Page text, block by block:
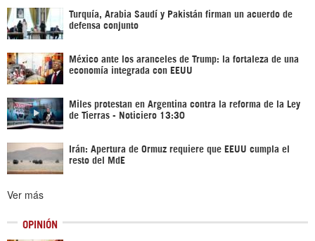
Turquía, Arabia Saudí y Pakistán firman un acuerdo de
defensa conjunto
México ante los aranceles de Trump: la fortaleza de una
economía integrada con EEUU
Miles protestan en Argentina contra la reforma de la Ley
de Tierras - Noticiero 13:30
Irán: Apertura de Ormuz requiere que EEUU cumpla el
resto del MdE
Ver más
OPINIÓN